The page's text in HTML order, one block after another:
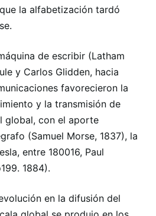
la alfabetización tardó
de escribir (Latham
y Carlos Glidden, hacia
favorecieron la
y la transmisión de
global, con el aporte
(Samuel Morse, 1837), la
entre 180016, Paul
1884).
en la difusión del